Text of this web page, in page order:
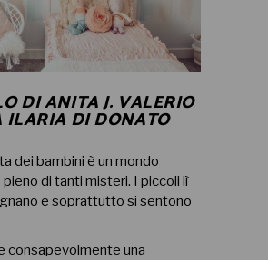
DI ANITA J. VALERIO
ILARIA DI DONATO
dei bambini è un mondo
di tanti misteri. I piccoli lì
e soprattutto si sentono
consapevolmente una